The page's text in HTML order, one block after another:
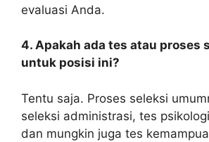
evaluasi Anda.
4. Apakah ada tes atau proses
untuk posisi ini?
Tentu saja. Proses seleksi
seleksi administrasi, tes
dan mungkin juga tes